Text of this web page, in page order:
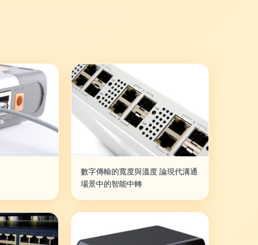
數字傳輸的寬度與溫度 論現代溝通
場景中的智能中轉